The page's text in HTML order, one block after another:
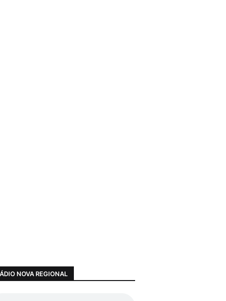
NOVA REGIONAL